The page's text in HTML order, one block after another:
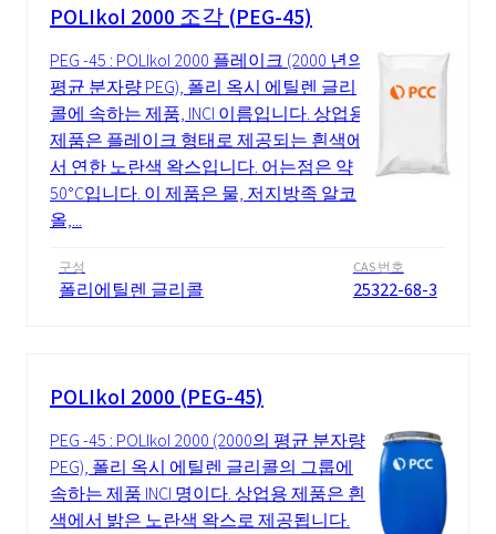
POLIkol 2000 조각 (PEG-45)
PEG -45 : POLIkol 2000 플레이크 (2000 년의
평균 분자량 PEG), 폴리 옥시 에틸렌 글리
콜에 속하는 제품, INCI 이름입니다. 상업용
제품은 플레이크 형태로 제공되는 흰색에
서 연한 노란색 왁스입니다. 어는점은 약
50°C입니다. 이 제품은 물, 저지방족 알코
올,...
구성
폴리에틸렌 글리콜
CAS 번호
25322-68-3
POLIkol 2000 (PEG-45)
PEG -45 : POLIkol 2000 (2000의 평균 분자량
PEG), 폴리 옥시 에틸렌 글리콜의 그룹에
속하는 제품 INCI 명이다. 상업용 제품은 흰
색에서 밝은 노란색 왁스로 제공됩니다.